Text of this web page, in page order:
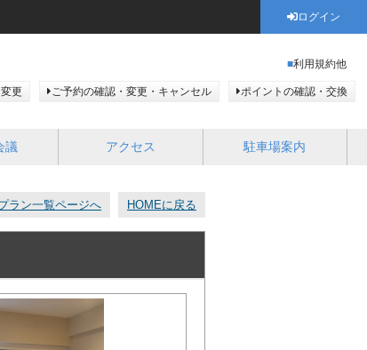
ログイン
利用規約他
更 ご予約の確認・変更・キャンセル ポイントの確認・交換
議 アクセス 駐車場案内
ラン一覧ページへ HOMEに戻る